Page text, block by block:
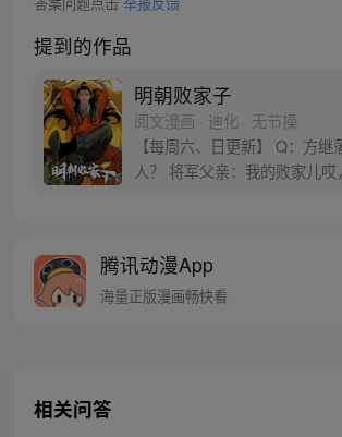
提到的作品
明朝败家子
阅文漫画 · 迪化 · 无节操
【每周六、日更新】 Q：方继
人？ 将军父亲：我的败家儿哎
亲，皇帝陛下，太子殿下：咱
《明朝败家子》实体漫画书卷
腾讯动漫App
海量正版漫画畅快看
相关问答